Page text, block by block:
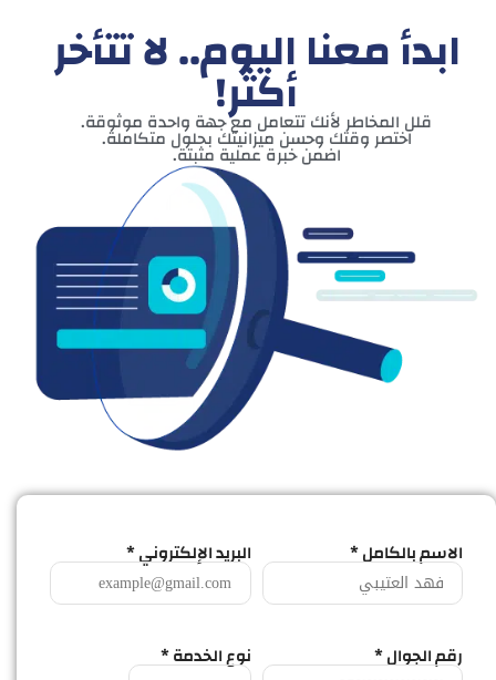
ابدأ معنا اليوم.. لا تتأخر
أكثر!
قلل المخاطر لأنك تتعامل مع جهة واحدة موثوقة.
اختصر وقتك وحسن ميزانيتك بحلول متكاملة.
اضمن خبرة عملية مثبتة.
الاسم بالكامل * البريد الإلكتروني *
رقم الجوال * نوع الخدمة *